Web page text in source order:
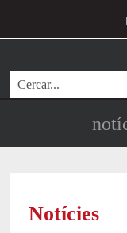
Cerca
Notícies